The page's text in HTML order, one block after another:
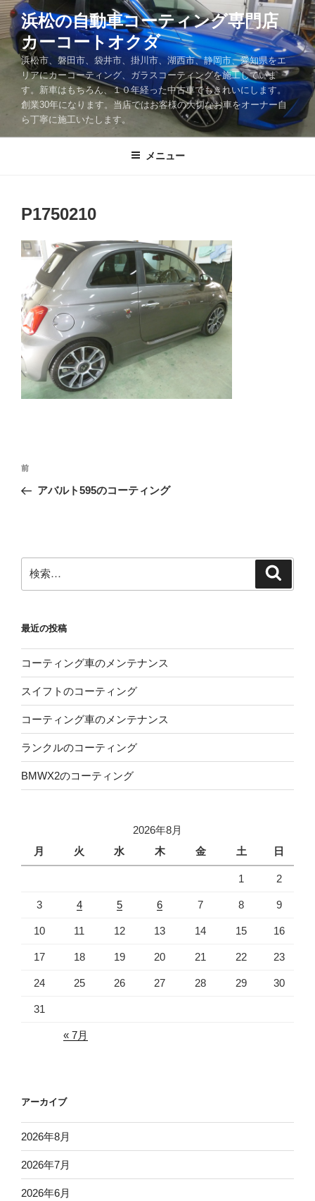
コ
ン
テ
浜松の自動車コーティング専門店
カーコートオクダ
浜松市、磐田市、袋井市、掛川市、湖西市、静岡市、愛知県をエ
リアにカーコーティング、ガラスコーティングを施工していま
す。新車はもちろん、１０年経った中古車でもきれいにします。
創業30年になります。当店ではお客様の大切なお車をオーナー自
ら丁寧に施工いたします。
メニュー
P1750210
投
ナ
ー
シ
前
の
前
アバルト595のコーティング
索:
最近の投稿
コーティング車のメンテナンス
スイフトのコーティング
コーティング車のメンテナンス
ランクルのコーティング
BMWX2のコーティング
2026年8月
月
火 水 木 金 土 日
1 2
3 4 5 6 7 8 9
10 11 12 13 14 15 16
17 18 19 20 21 22 23
24 25 26 27 28 29 30
31
« 7月
アーカイブ
2026年8月
2026年7月
2026年6月